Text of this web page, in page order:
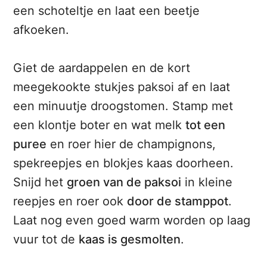
een schoteltje en laat een beetje
afkoeken.
Giet de aardappelen en de kort
meegekookte stukjes paksoi af en laat
een minuutje droogstomen. Stamp met
een klontje boter en wat melktot een
puree en roer hier de champignons,
spekreepjes en blokjes kaas doorheen.
Snijd het groen van de paksoi in kleine
reepjes en roer ook door de stamppot.
Laat nog even goed warm worden op laag
vuur tot de kaas is gesmolten.